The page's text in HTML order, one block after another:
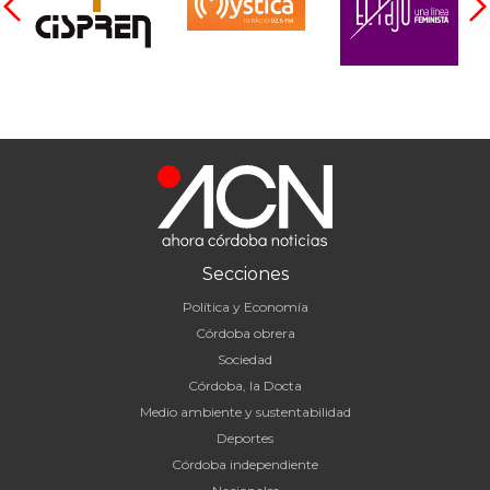
Secciones
Política y Economía
Córdoba obrera
Sociedad
Córdoba, la Docta
Medio ambiente y sustentabilidad
Deportes
Córdoba independiente